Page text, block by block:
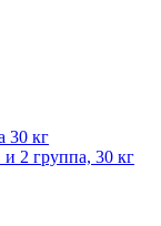
и 2 группа, 30 кг